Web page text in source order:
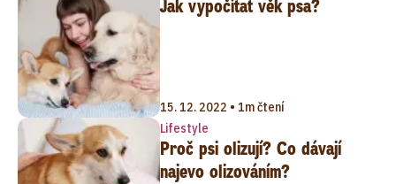
Jak vypočítat věk psa?
15. 12. 2022 • 1m čtení
Lifestyle
Proč psi olizují? Co dávají
najevo olizováním?